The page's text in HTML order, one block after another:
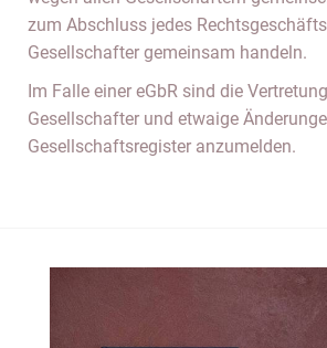
zum Abschluss jedes
Gesellschafter gemeinsam handeln.
Im Falle einer eGbR sind die
Gesellschafter und etwaige
Gesellschaftsregister anzumelden.